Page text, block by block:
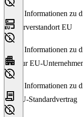
Keine Informationen zu
Serverstandort EU
Keine Informationen zu
Nur EU-
Keine Informationen zu
EU-Standardvertrag